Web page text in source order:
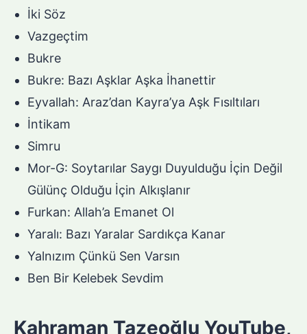
İki Söz
Vazgeçtim
Bukre
Bukre: Bazı Aşklar Aşka İhanettir
Eyvallah: Araz’dan Kayra’ya Aşk Fısıltıları
İntikam
Simru
Mor-G: Soytarılar Saygı Duyulduğu İçin Değil
Gülünç Olduğu İçin Alkışlanır
Furkan: Allah’a Emanet Ol
Yaralı: Bazı Yaralar Sardıkça Kanar
Yalnızım Çünkü Sen Varsın
Ben Bir Kelebek Sevdim
Kahraman Tazeoğlu YouTube,